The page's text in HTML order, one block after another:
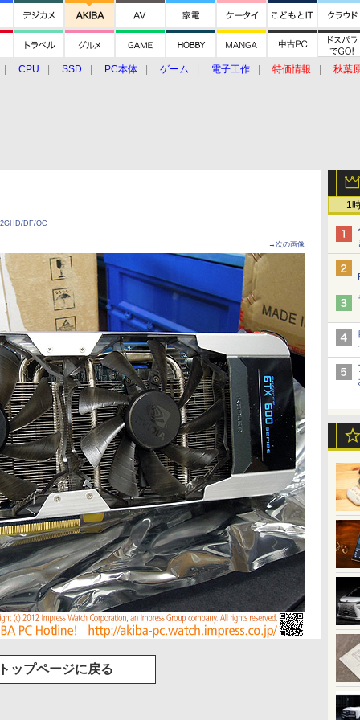
CPU SSD PC本体 ゲーム 電子工作 特価情報
秋葉
1
DF/OC
→次の画像
ップページに戻る